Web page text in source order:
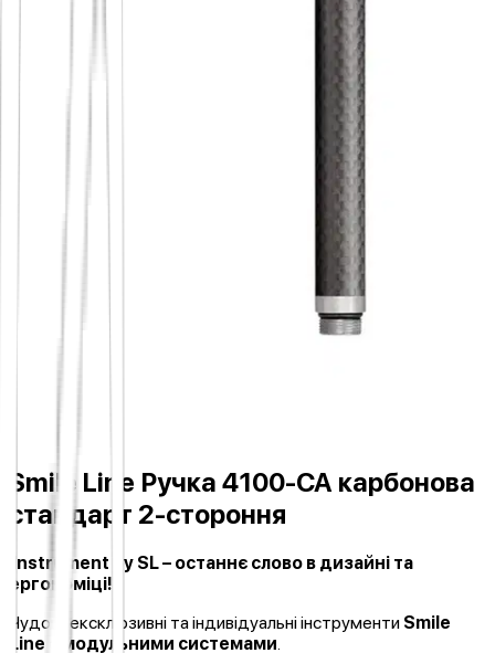
Smile Line Ручка 4100-CA карбонова
стандарт 2-стороння
Instrument by SL – останнє слово в дизайні та
ергономіці!
Чудові, ексклюзивні та індивідуальні інструменти Smile
Line
є модульними системами.